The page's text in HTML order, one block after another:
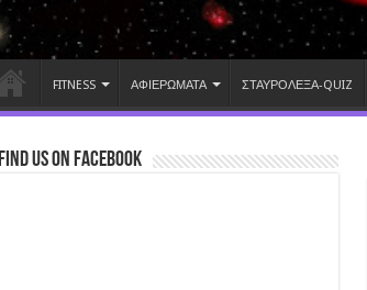
FITNESS ΑΦΙΕΡΩΜΑΤΑ ΣΤΑΥΡΟΛΕΞΑ-QUIZ
Find us on Facebook